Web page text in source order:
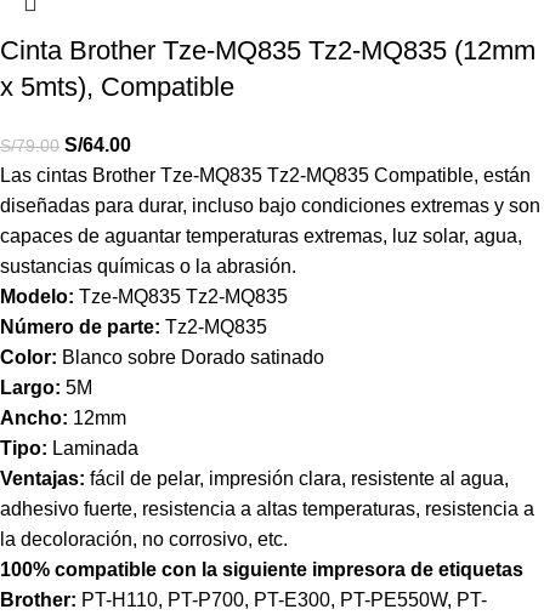
Cinta Brother Tze-MQ835 Tz2-MQ835 (12mm
x 5mts), Compatible
S/79.00 S/64.00
Las cintas Brother Tze-MQ835 Tz2-MQ835 Compatible, están
diseñadas para durar, incluso bajo condiciones extremas y son
capaces de aguantar temperaturas extremas, luz solar, agua,
sustancias químicas o la abrasión.
Modelo: Tze-MQ835 Tz2-MQ835
Número de parte: Tz2-MQ835
Color: Blanco sobre Dorado satinado
Largo: 5M
Ancho: 12mm
Tipo: Laminada
Ventajas: fácil de pelar, impresión clara, resistente al agua,
adhesivo fuerte, resistencia a altas temperaturas, resistencia a
la decoloración, no corrosivo, etc.
100% compatible con la siguiente impresora de etiquetas
Brother: PT-H110, PT-P700, PT-E300, PT-PE550W, PT-